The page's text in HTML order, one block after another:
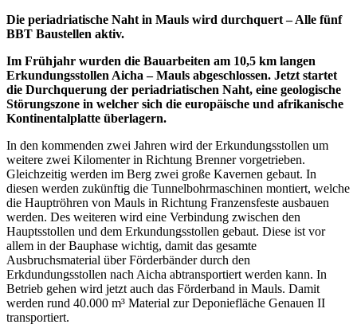
Die periadriatische Naht in Mauls wird durchquert – Alle fünf
BBT Baustellen aktiv.
Im Frühjahr wurden die Bauarbeiten am 10,5 km langen
Erkundungsstollen Aicha – Mauls abgeschlossen. Jetzt startet
die Durchquerung der periadriatischen Naht, eine geologische
Störungszone in welcher sich die europäische und afrikanische
Kontinentalplatte überlagern.
In den kommenden zwei Jahren wird der Erkundungsstollen um
weitere zwei Kilomenter in Richtung Brenner vorgetrieben.
Gleichzeitig werden im Berg zwei große Kavernen gebaut. In
diesen werden zukünftig die Tunnelbohrmaschinen montiert, welche
die Hauptröhren von Mauls in Richtung Franzensfeste ausbauen
werden. Des weiteren wird eine Verbindung zwischen den
Hauptsstollen und dem Erkundungsstollen gebaut. Diese ist vor
allem in der Bauphase wichtig, damit das gesamte
Ausbruchsmaterial über Förderbänder durch den
Erkdundungsstollen nach Aicha abtransportiert werden kann. In
Betrieb gehen wird jetzt auch das Förderband in Mauls. Damit
werden rund 40.000 m³ Material zur Deponiefläche Genauen II
transportiert.